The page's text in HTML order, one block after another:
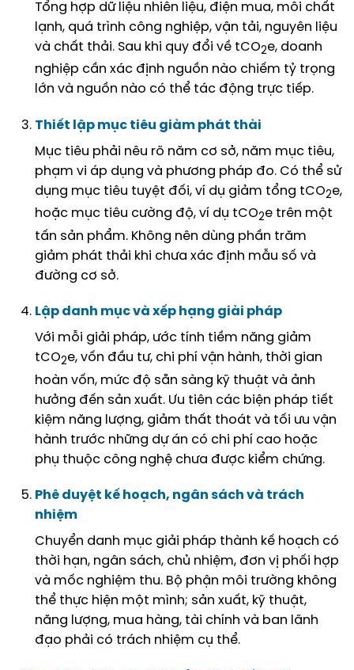
Tổng hợp dữ liệu nhiên liệu, điện mua, môi chất
lạnh, quá trình công nghiệp, vận tải, nguyên liệu
và chất thải. Sau khi quy đổi về tCO2e, doanh
nghiệp cần xác định nguồn nào chiếm tỷ trọng
lớn và nguồn nào có thể tác động trực tiếp.
Thiết lập mục tiêu giảm phát thải
Mục tiêu phải nêu rõ năm cơ sở, năm mục tiêu,
phạm vi áp dụng và phương pháp đo. Có thể sử
dụng mục tiêu tuyệt đối, ví dụ giảm tổng tCO2e,
hoặc mục tiêu cường độ, ví dụ tCO2e trên một
tấn sản phẩm. Không nên dùng phần trăm
giảm phát thải khi chưa xác định mẫu số và
đường cơ sở.
Lập danh mục và xếp hạng giải pháp
Với mỗi giải pháp, ước tính tiềm năng giảm
tCO2e, vốn đầu tư, chi phí vận hành, thời gian
hoàn vốn, mức độ sẵn sàng kỹ thuật và ảnh
hưởng đến sản xuất. Ưu tiên các biện pháp tiết
kiệm năng lượng, giảm thất thoát và tối ưu vận
hành trước những dự án có chi phí cao hoặc
phụ thuộc công nghệ chưa được kiểm chứng.
Phê duyệt kế hoạch, ngân sách và trách
nhiệm
Chuyển danh mục giải pháp thành kế hoạch có
thời hạn, ngân sách, chủ nhiệm, đơn vị phối hợp
và mốc nghiệm thu. Bộ phận môi trường không
thể thực hiện một mình; sản xuất, kỹ thuật,
năng lượng, mua hàng, tài chính và ban lãnh
đạo phải có trách nhiệm cụ thể.